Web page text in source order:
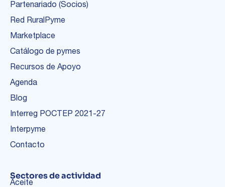
Partenariado (Socios)
Red RuralPyme
Marketplace
Catálogo de pymes
Recursos de Apoyo
Agenda
Blog
Interreg POCTEP 2021-27
Interpyme
Contacto
Sectores de actividad
Aceite